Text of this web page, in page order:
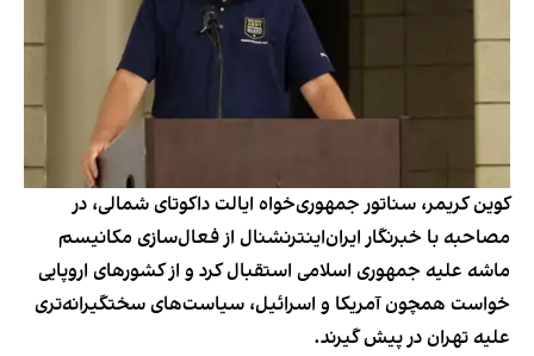
کوین کریمر، سناتور جمهوری‌خواه ایالت داکوتای شمالی، در
مصاحبه با خبرنگار ایران‌اینترنشنال از فعال‌سازی مکانیسم
ماشه علیه جمهوری اسلامی استقبال کرد و از کشورهای اروپایی
خواست همچون آمریکا و اسرائیل، سیاست‌های سختگیرانه‌تری
علیه تهران در پیش گیرند.